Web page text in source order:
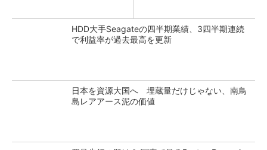
HDD大手Seagateの四半期業績、3四半期連続
で利益率が過去最高を更新
日本を資源大国へ 埋蔵量だけじゃない、南鳥
島レアアース泥の価値